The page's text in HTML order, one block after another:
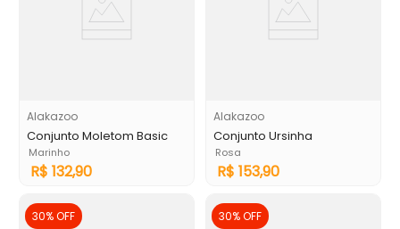
Alakazoo
Conjunto Moletom Basic
Marinho
R$ 132,90
Alakazoo
Conjunto Ursinha
Rosa
R$ 153,90
30%OFF 30%OFF